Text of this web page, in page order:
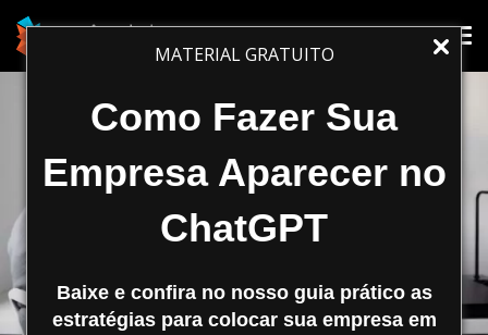
MATERIAL GRATUITO
Como Fazer Sua
Empresa Aparecer no
ChatGPT
Baixe e confira no nosso guia prático as
estratégias para colocar sua empresa em